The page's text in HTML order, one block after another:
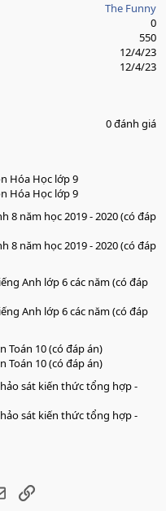
The Funny
0
550
12/4/23
12/4/23
0 đánh giá
Hóa Học lớp 9
Hóa Học lớp 9
8 năm học 2019 - 2020 (có đáp
8 năm học 2019 - 2020 (có đáp
Anh lớp 6 các năm (có đáp
Anh lớp 6 các năm (có đáp
Toán 10 (có đáp án)
Toán 10 (có đáp án)
sát kiến thức tổng hợp -
sát kiến thức tổng hợp -
EmailLink